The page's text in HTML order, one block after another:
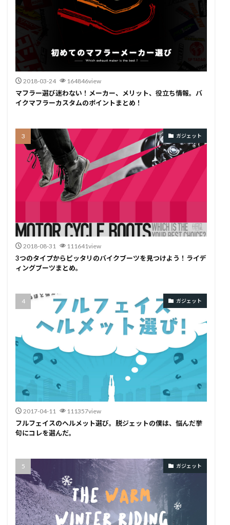
2018-03-24 164846view
マフラー選び迷わない！メーカー、メリット、役立ち情報。バ
イクマフラーカスタムのポイントまとめ！
ガジェット
2018-08-31 111641view
3つのタイプからピッタリのバイクブーツを見つけよう！ライデ
ィングブーツまとめ。
ガジェット
2017-04-11 111357view
フルフェイスのヘルメット選び。脱ジェットの僕は、悩んだ挙
句にコレを選んだ。
ガジェット